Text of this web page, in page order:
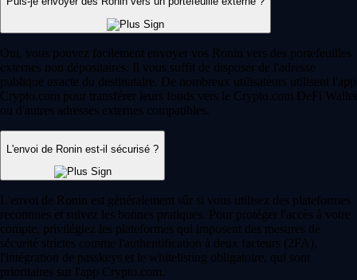
Oui, vous pouvez facilement envoyer vos Ronin vers des portefeuilles
externes non dépositaires. Il vous suffit de disposer de l'adresse
publique exacte du destinataire. De nombreux utilisateurs utilisent l'app
Crypto.com pour transférer leurs fonds vers le Crypto.com DeFi Wallet
ou d'autres adresses externes compatibles.
L'envoi de Ronin est-il sécurisé ?
L'envoi de Ronin est généralement sûr si vous utilisez des plateformes
reconnues et suivez les bonnes pratiques. Pour protéger l'accès à votre
compte, privilégiez les plateformes qui imposent des mesures de
sécurité strictes comme l'authentification à deux facteurs (2FA),
l'intégration de passkeys et le whitelisting obligatoire, qui sont
prioritaires sur l'app Crypto.com.